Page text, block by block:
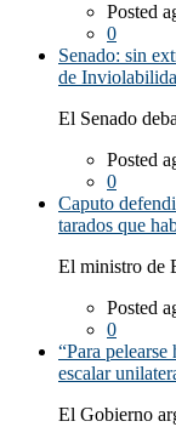
Posted
0
Senado: sin
de
El Senado
Posted
0
Caputo
tarados que
El ministro de
Posted
0
“Para
escalar
El Gobierno